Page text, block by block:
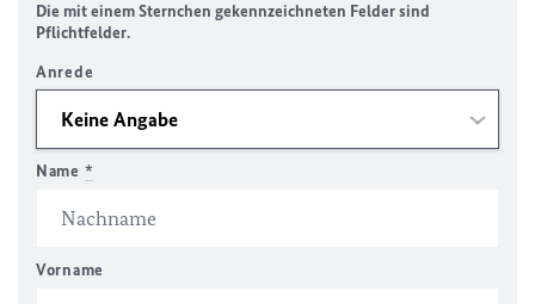
Die mit einem Sternchen gekennzeichneten Felder sind
Pflichtfelder.
Anrede
Name *
Vorname